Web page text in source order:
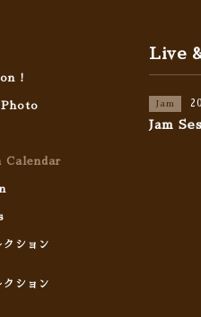
Live
Jam
Jam
!
Calendar
クション
クション